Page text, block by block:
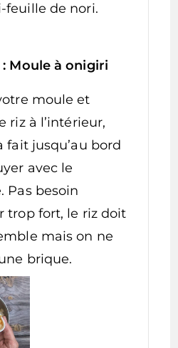
feuille de nori.
: Moule à onigiri
moule et
riz à l’intérieur,
fait jusqu’au bord
avec le
Pas besoin
trop fort, le riz doit
mais on ne
brique.